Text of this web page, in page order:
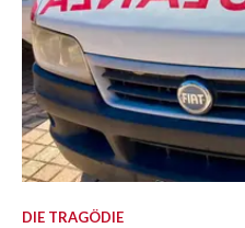
DIE TRAGÖDIE